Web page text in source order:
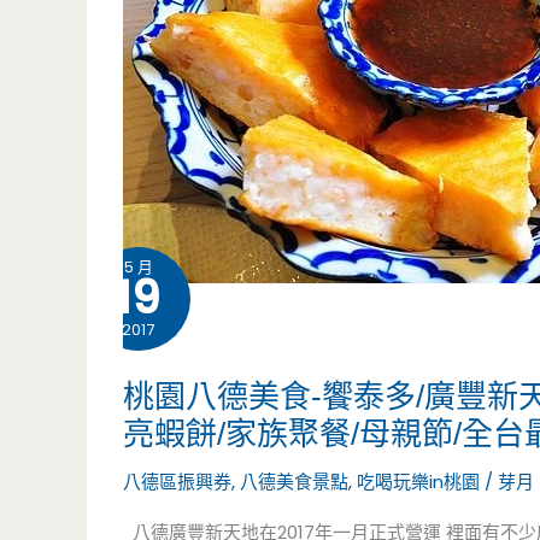
菜，
帶
你
拾
回
年
少
的
古
5 月
19
2017
桃園八德美食-饗泰多/廣豐新
亮蝦餅/家族聚餐/母親節/全台
八德區振興券, 八德美食景點, 吃喝玩樂in桃園 / 芽月
八德廣豐新天地在2017年一月正式營運 裡面有不